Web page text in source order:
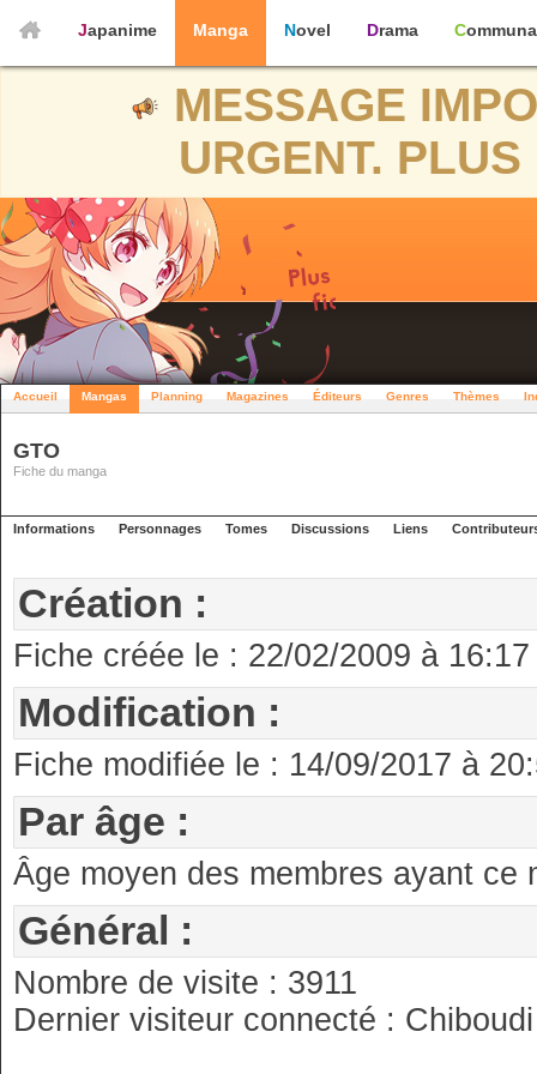
Japanime Manga Novel Drama
MESSAGE
URGENT.
Accueil Mangas Planning Magazines Éditeurs Genres Thèmes
GTO
Fiche du manga
Informations Personnages Tomes Discussions Liens
Création :
Fiche créée le : 22/02/2009 à
Modification :
Fiche modifiée le : 14/09/2017 à
Par âge :
Âge moyen des membres ayant
Général :
Nombre de visite : 3911
Dernier visiteur connecté : Chiboudi